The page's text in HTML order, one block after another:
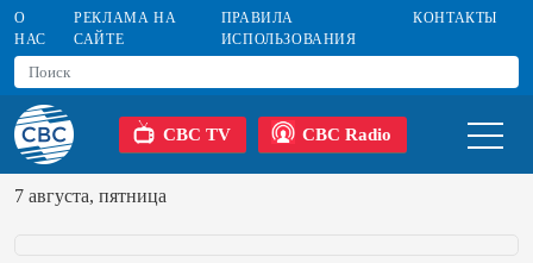
О
НАС
РЕКЛАМА НА
САЙТЕ
ПРАВИЛА
ИСПОЛЬЗОВАНИЯ
КОНТАКТЫ
CBC TV CBC Radio
7 августа, пятница